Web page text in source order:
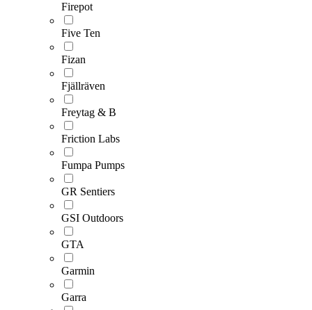
Firepot
Five Ten
Fizan
Fjällräven
Freytag & B
Friction Labs
Fumpa Pumps
GR Sentiers
GSI Outdoors
GTA
Garmin
Garra